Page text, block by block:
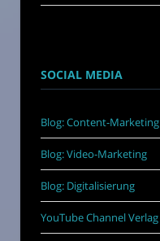
SOCIAL MEDIA
Blog: Content-Marketing
Blog: Video-Marketing
Blog: Digitalisierung
YouTube Channel Verlag